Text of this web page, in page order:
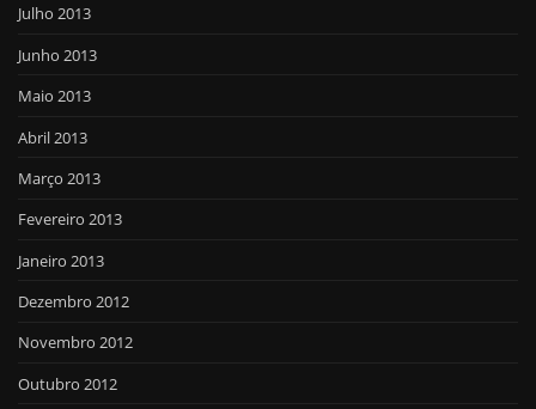
Julho 2013
Junho 2013
Maio 2013
Abril 2013
Março 2013
Fevereiro 2013
Janeiro 2013
Dezembro 2012
Novembro 2012
Outubro 2012